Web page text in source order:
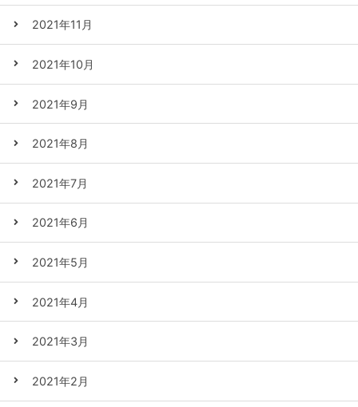
2021年11月
2021年10月
2021年9月
2021年8月
2021年7月
2021年6月
2021年5月
2021年4月
2021年3月
2021年2月